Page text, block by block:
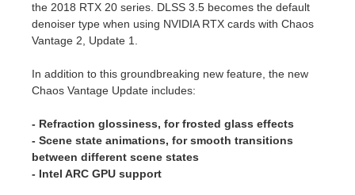
the 2018 RTX 20 series. DLSS 3.5 becomes the default
denoiser type when using NVIDIA RTX cards with Chaos
Vantage 2, Update 1.
In addition to this groundbreaking new feature, the new
Chaos Vantage Update includes:
- Refraction glossiness, for frosted glass effects
- Scene state animations, for smooth transitions
between different scene states
- Intel ARC GPU support